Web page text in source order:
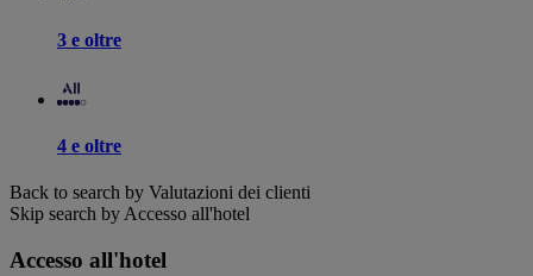
3 e oltre
4 e oltre
Back to search by Valutazioni dei clienti
Skip search by Accesso all'hotel
Accesso all'hotel